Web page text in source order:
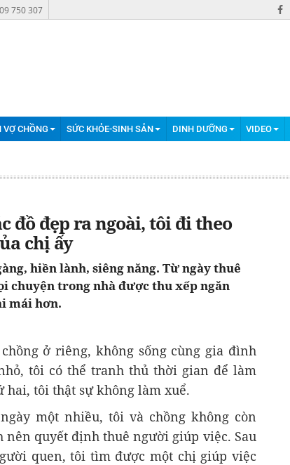
750 307
VỢ CHỒNG SỨC KHỎE-SINH SẢN DINH DƯỠNG VIDEO
đồ đẹp ra ngoài, tôi đi theo
chị ấy
hiền lành, siêng năng. Từ ngày thuê
chuyện trong nhà được thu xếp ngăn
mái hơn.
ở riêng, không sống cùng gia đình
tôi có thể tranh thủ thời gian để làm
tôi thật sự không làm xuể.
một nhiều, tôi và chồng không còn
quyết định thuê người giúp việc. Sau
quen, tôi tìm được một chị giúp việc